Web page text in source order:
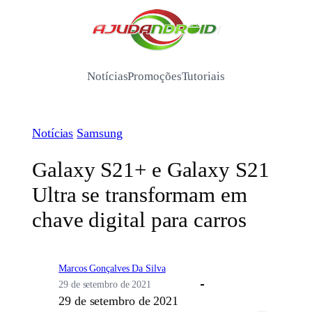
/
NotíciasPromoçõesTutoriais
Notícias Samsung
Galaxy S21+ e Galaxy S21
Ultra se transformam em
chave digital para carros
Marcos Gonçalves Da Silva
29 de setembro de 2021
29 de setembro de 2021